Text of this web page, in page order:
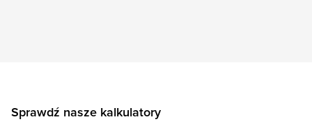
Sprawdź nasze kalkulatory